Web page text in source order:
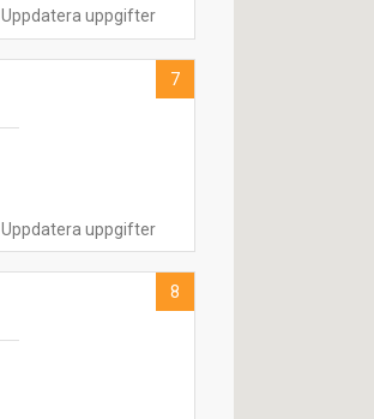
Uppdatera uppgifter
Uppdatera uppgifter
7
8